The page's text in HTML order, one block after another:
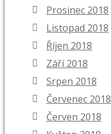
Prosinec 2018
Listopad 2018
Říjen 2018
Září 2018
Srpen 2018
Červenec 2018
Červen 2018